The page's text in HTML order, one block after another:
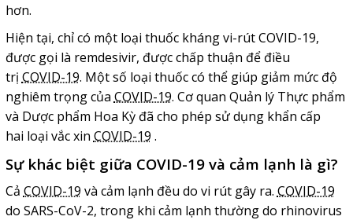
hơn.
Hiện tại, chỉ có một loại thuốc kháng vi-rút COVID-19,
được gọi là remdesivir, được chấp thuận để điều
trị COVID-19. Một số loại thuốc có thể giúp giảm mức độ
nghiêm trọng của COVID-19. Cơ quan Quản lý Thực phẩm
và Dược phẩm Hoa Kỳ đã cho phép sử dụng khẩn cấp
hai loại vắc xin COVID-19 .
Sự khác biệt giữa COVID-19 và cảm lạnh là gì?
Cả COVID-19 và cảm lạnh đều do vi rút gây ra. COVID-19
do SARS-CoV-2, trong khi cảm lạnh thường do rhinovirus